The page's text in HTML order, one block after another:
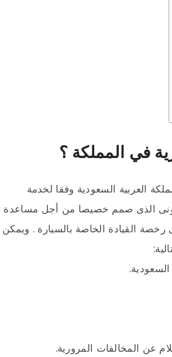
في المملكة ؟
العربية السعودية وفقا لخدمة
الذى صمم خصيصا من أجل مساعدة
رخصة القيادة الخاصة بالسيارة . ويمكن
عن المخالفات المرورية.